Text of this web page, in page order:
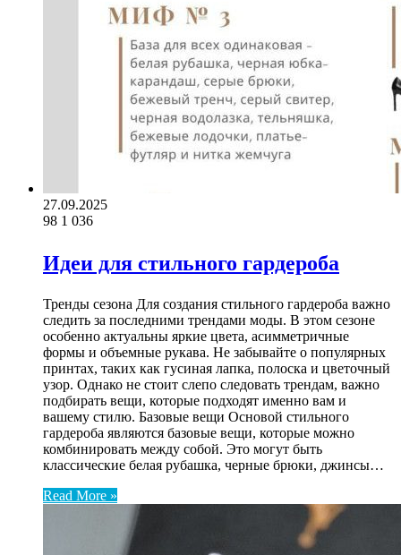
27.09.2025
98 1 036
Идеи для стильного гардероба
Тренды сезона Для создания стильного гардероба важно
следить за последними трендами моды. В этом сезоне
особенно актуальны яркие цвета, асимметричные
формы и объемные рукава. Не забывайте о популярных
принтах, таких как гусиная лапка, полоска и цветочный
узор. Однако не стоит слепо следовать трендам, важно
подбирать вещи, которые подходят именно вам и
вашему стилю. Базовые вещи Основой стильного
гардероба являются базовые вещи, которые можно
комбинировать между собой. Это могут быть
классические белая рубашка, черные брюки, джинсы…
Read More »